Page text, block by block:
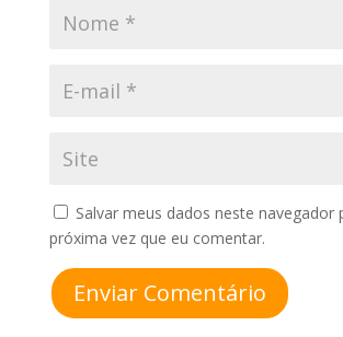
CLIQUE FORA DO POP-UP PARA
Salvar meus dados neste navegador
próxima vez que eu comentar.
Enviar Comentário